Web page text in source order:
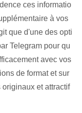
ces informatio
à vos
que d'une des opti
Telegram pour qu
avec vos
de format et sur
et attractif